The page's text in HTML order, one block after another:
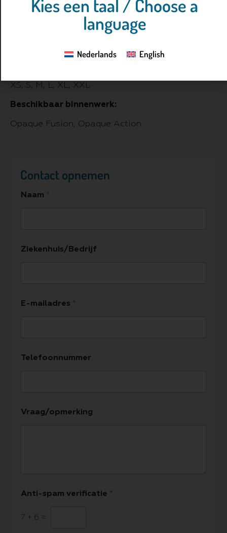
Loodequivalent schort:
XS, S, M, L, XL, XXL
Beschikbaar binnenwerk:
Opaque Fusion, Opaque Action
Contact opnemen
Naam *
Ziekenhuis/Bedrijf
E-mailadres *
Telefoonnummer
Vraag/opmerking
Anti-spam verificatie *
7 + 6 =
Kies een taal / Choose a
language
Nederlands English